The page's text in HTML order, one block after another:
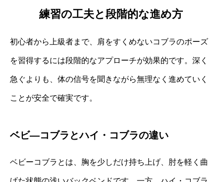
練習の工夫と段階的な進め方
初心者から上級者まで、肩をすくめないコブラのポーズ
を習得するには段階的なアプローチが効果的です。深く
急ぐよりも、体の信号を聞きながら無理なく進めていく
ことが安全で確実です。
ベビ―コブラとハイ・コブラの違い
ベビーコブラとは、胸を少しだけ持ち上げ、肘を軽く曲